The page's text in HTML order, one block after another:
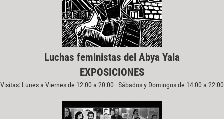
Luchas feministas del Abya Yala
EXPOSICIONES
Visitas: Lunes a Viernes de 12:00 a 20:00 - Sábados y Domingos de 14:00 a 22:00